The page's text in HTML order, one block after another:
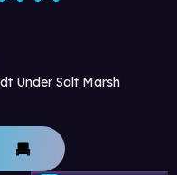
Under Salt Marsh